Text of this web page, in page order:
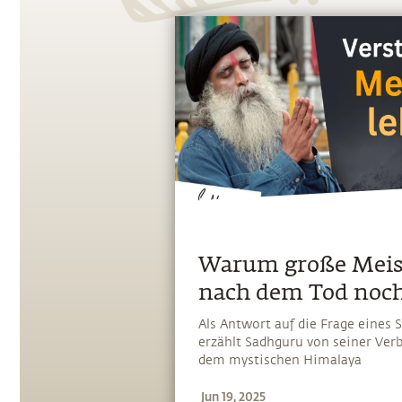
Warum große
nach dem Tod
wirken
Als Antwort auf die Frage eines
erzählt Sadhguru von seiner
dem mystischen Himalaya
Jun 19, 2025